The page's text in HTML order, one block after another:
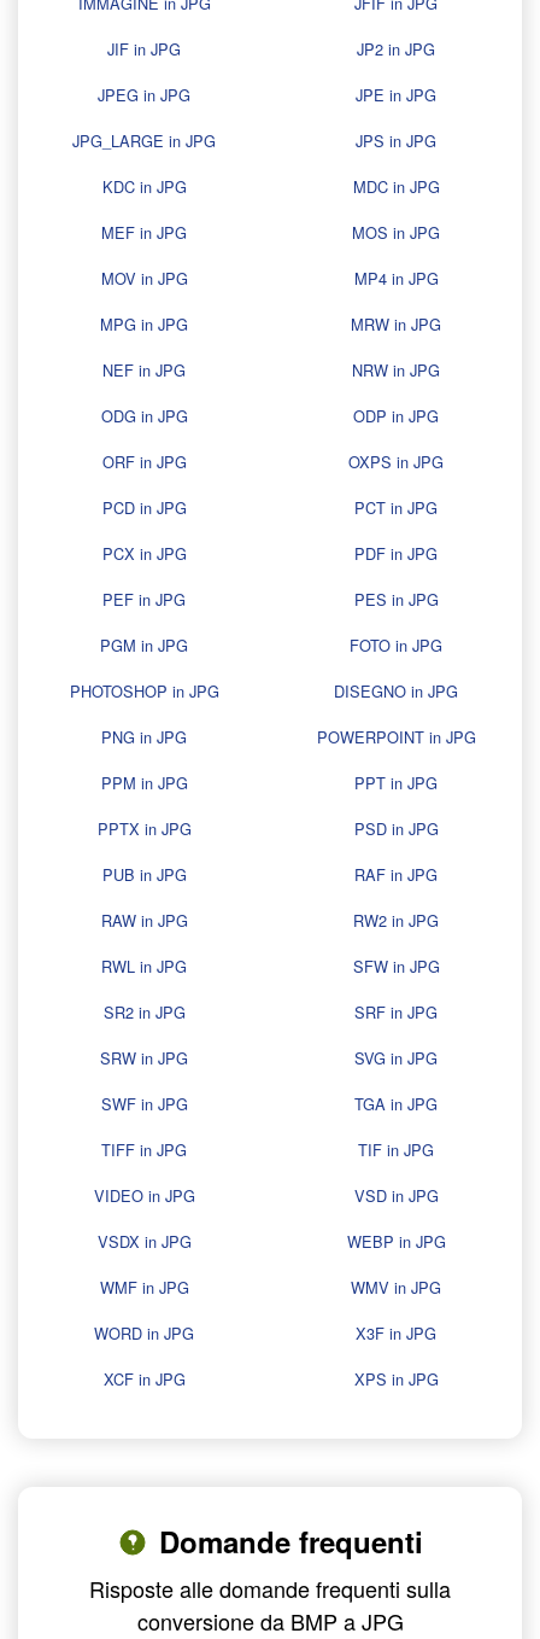
JIF in JPG
JP2 in JPG
JPEG in JPG
JPE in JPG
JPG_LARGE in JPG
JPS in JPG
KDC in JPG
MDC in JPG
MEF in JPG
MOS in JPG
MOV in JPG
MP4 in JPG
MPG in JPG
MRW in JPG
NEF in JPG
NRW in JPG
ODG in JPG
ODP in JPG
ORF in JPG
OXPS in JPG
PCD in JPG
PCT in JPG
PCX in JPG
PDF in JPG
PEF in JPG
PES in JPG
PGM in JPG
FOTO in JPG
PHOTOSHOP in JPG
DISEGNO in JPG
PNG in JPG
POWERPOINT in JPG
PPM in JPG
PPT in JPG
PPTX in JPG
PSD in JPG
PUB in JPG
RAF in JPG
RAW in JPG
RW2 in JPG
RWL in JPG
SFW in JPG
SR2 in JPG
SRF in JPG
SRW in JPG
SVG in JPG
SWF in JPG
TGA in JPG
TIFF in JPG
TIF in JPG
VIDEO in JPG
VSD in JPG
VSDX in JPG
WEBP in JPG
WMF in JPG
WMV in JPG
WORD in JPG
X3F in JPG
XCF in JPG
XPS in JPG
Domande frequenti
Risposte alle domande frequenti sulla
conversione da BMP a JPG